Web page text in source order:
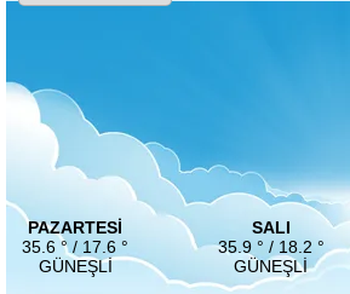
PAZARTESI
35.6 ° / 17.6 °
GÜNEŞLI
SALI
35.9 ° / 18.2 °
GÜNEŞLI